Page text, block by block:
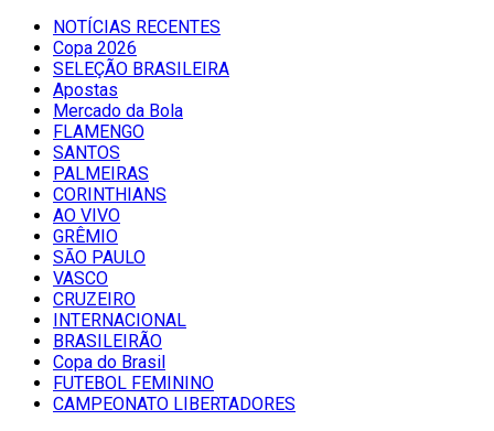
NOTÍCIAS RECENTES
Copa 2026
SELEÇÃO BRASILEIRA
Apostas
Mercado da Bola
FLAMENGO
SANTOS
PALMEIRAS
CORINTHIANS
AO VIVO
GRÊMIO
SĀO PAULO
VASCO
CRUZEIRO
INTERNACIONAL
BRASILEIRÃO
Copa do Brasil
FUTEBOL FEMININO
CAMPEONATO LIBERTADORES